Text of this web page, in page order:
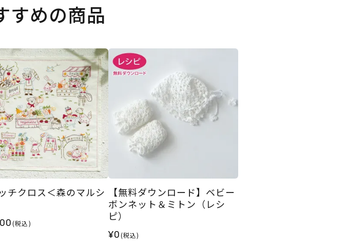
すめの商品
チクロス＜森のマルシ
(税込)
【無料ダウンロード】ベビー
ボンネット＆ミトン（レシ
ピ）
¥0(税込)